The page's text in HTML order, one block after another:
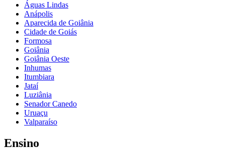
Águas Lindas
Anápolis
Aparecida de Goiânia
Cidade de Goiás
Formosa
Goiânia
Goiânia Oeste
Inhumas
Itumbiara
Jataí
Luziânia
Senador Canedo
Uruaçu
Valparaíso
Ensino